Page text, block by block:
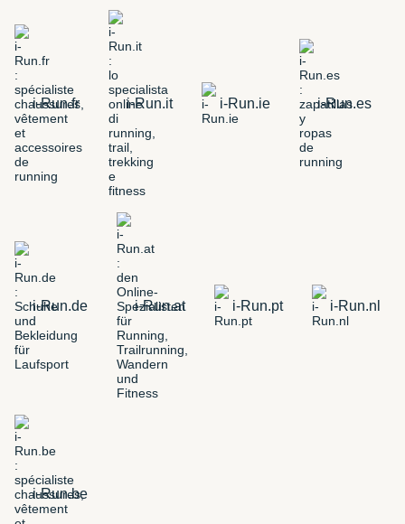
i-Run.fr i-Run.it i-Run.ie i-Run.es
i-Run.de i-Run.at i-Run.pt i-Run.nl
i-Run.be